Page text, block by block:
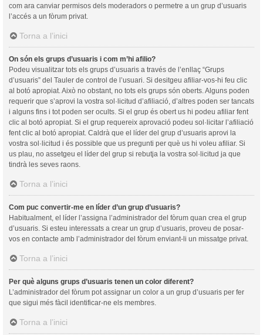
com ara canviar permisos dels moderadors o permetre a un grup d’usuaris
l’accés a un fòrum privat.
Torna a l’inici
On són els grups d’usuaris i com m’hi afilio?
Podeu visualitzar tots els grups d’usuaris a través de l’enllaç “Grups
d’usuaris” del Tauler de control de l’usuari. Si desitgeu afiliar-vos-hi feu clic
al botó apropiat. Això no obstant, no tots els grups són oberts. Alguns poden
requerir que s’aprovi la vostra sol·licitud d’afiliació, d’altres poden ser tancats
i alguns fins i tot poden ser ocults. Si el grup és obert us hi podeu afiliar fent
clic al botó apropiat. Si el grup requereix aprovació podeu sol·licitar l’afiliació
fent clic al botó apropiat. Caldrà que el líder del grup d’usuaris aprovi la
vostra sol·licitud i és possible que us pregunti per què us hi voleu afiliar. Si
us plau, no assetgeu el líder del grup si rebutja la vostra sol·licitud ja que
tindrà les seves raons.
Torna a l’inici
Com puc convertir-me en líder d’un grup d’usuaris?
Habitualment, el líder l’assigna l’administrador del fòrum quan crea el grup
d’usuaris. Si esteu interessats a crear un grup d’usuaris, proveu de posar-
vos en contacte amb l’administrador del fòrum enviant-li un missatge privat.
Torna a l’inici
Per què alguns grups d’usuaris tenen un color diferent?
L’administrador del fòrum pot assignar un color a un grup d’usuaris per fer
que sigui més fàcil identificar-ne els membres.
Torna a l’inici